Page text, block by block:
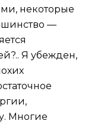
некоторые
—
Я убежден,
Многие